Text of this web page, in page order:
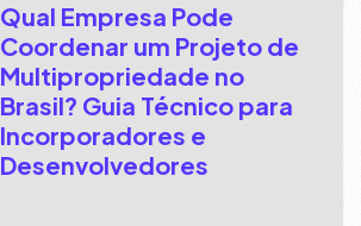
Qual Empresa Pode
Coordenar um Projeto de
Multipropriedade no
Brasil? Guia Técnico para
Incorporadores e
Desenvolvedores